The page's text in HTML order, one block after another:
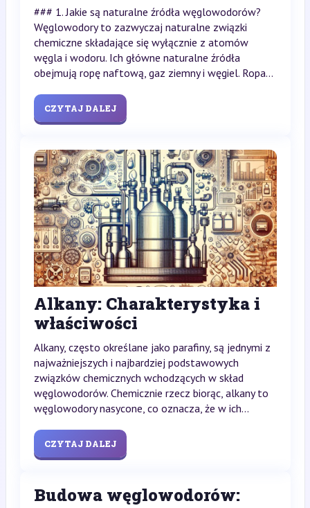
### 1. Jakie są naturalne źródła węglowodorów?
Węglowodory to zazwyczaj naturalne związki
chemiczne składające się wyłącznie z atomów
węgla i wodoru. Ich główne naturalne źródła
obejmują ropę naftową, gaz ziemny i węgiel. Ropa...
CZYTAJ DALEJ
Alkany: Charakterystyka i
właściwości
Alkany, często określane jako parafiny, są jednymi z
najważniejszych i najbardziej podstawowych
związków chemicznych wchodzących w skład
węglowodorów. Chemicznie rzecz biorąc, alkany to
węglowodory nasycone, co oznacza, że w ich...
CZYTAJ DALEJ
Budowa węglowodorów: